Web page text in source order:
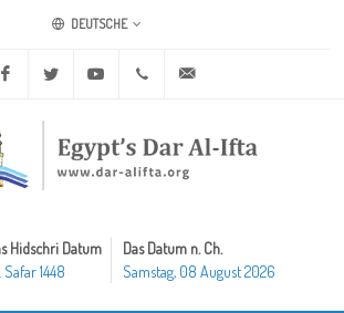
DEUTSCHE
Facebook Twitter Youtube +20 2 25970400
Hidschri Datum
Safar 1448
Das Datum n. Ch.
Samstag, 08 August 2026